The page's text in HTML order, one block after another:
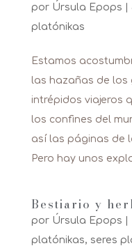
por Úrsula Epops
platónikas
Estamos
las hazañas de los
intrépidos viajeros
los confines del
así las páginas de
Pero hay unos
Bestiario y
por Úrsula Epops
platónikas, seres